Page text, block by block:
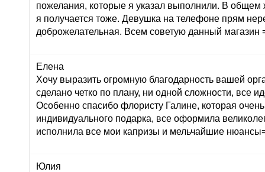
пожелания, которые я указал выполнили. В общем
я получается тоже. Девушка на телефоне прям
доброжелательная. Всем советую данный магазин
Елена
Хочу выразить огромную благодарность вашей
сделано четко по плану, ни одной сложности, все
Особенно спасибо флористу Галине, которая
индивидуального подарка, все оформила
исполнила все мои капризы и мельчайшие
Юлия